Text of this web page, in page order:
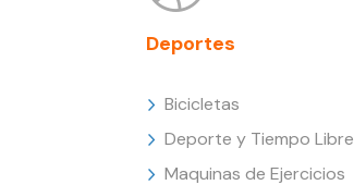
Deportes
Bicicletas
Deporte y Tiempo Libre
Maquinas de Ejercicios